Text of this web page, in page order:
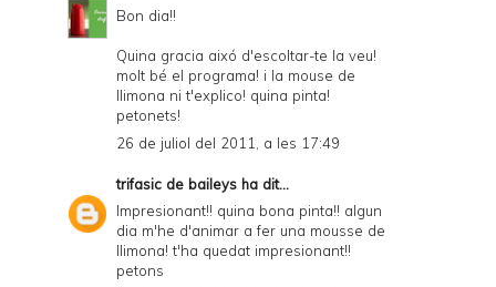
Bon dia!!
Quina gracia aixó d'escoltar-te la veu!
molt bé el programa! i la mouse de
llimona ni t'explico! quina pinta!
petonets!
26 de juliol del 2011, a les 17:49
trifasic de baileys ha dit...
Impresionant!! quina bona pinta!! algun
dia m'he d'animar a fer una mousse de
llimona! t'ha quedat impresionant!!
petons